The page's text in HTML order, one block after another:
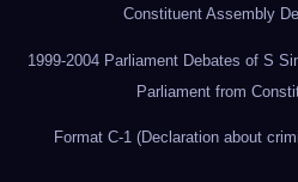
Constituent Assembly
1999-2004 Parliament Debates of S
Parliament from
Format C-1 (Declaration about